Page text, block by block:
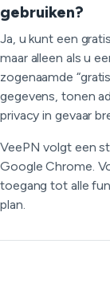
gebruiken?
Ja, u kunt een
maar alleen als u
zogenaamde
gegevens, tonen
privacy in gevaar
VeePN volgt een
Google Chrome.
toegang tot alle
plan.